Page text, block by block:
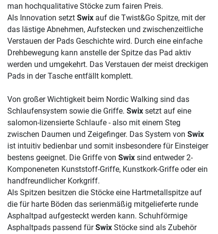
man hochqualitative Stöcke zum fairen Preis.
Als Innovation setzt Swix auf die Twist&Go Spitze, mit der
das lästige Abnehmen, Aufstecken und zwischenzeitliche
Verstauen der Pads Geschichte wird. Durch eine einfache
Drehbewegung kann anstelle der Spitze das Pad aktiv
werden und umgekehrt. Das Verstauen der meist dreckigen
Pads in der Tasche entfällt komplett.
Von großer Wichtigkeit beim Nordic Walking sind das
Schlaufensystem sowie die Griffe. Swix setzt auf eine
salomon-lizensierte Schlaufe - also mit einem Steg
zwischen Daumen und Zeigefinger. Das System von Swix
ist intuitiv bedienbar und somit insbesondere für Einsteiger
bestens geeignet. Die Griffe von Swix sind entweder 2-
Komponeneten Kunststoff-Griffe, Kunstkork-Griffe oder ein
handfreundlicher Korkgriff.
Als Spitzen besitzen die Stöcke eine Hartmetallspitze auf
die für harte Böden das serienmäßig mitgelieferte runde
Asphaltpad aufgesteckt werden kann. Schuhförmige
Asphaltpads passend fürSwix Stöcke sind als Zubehör